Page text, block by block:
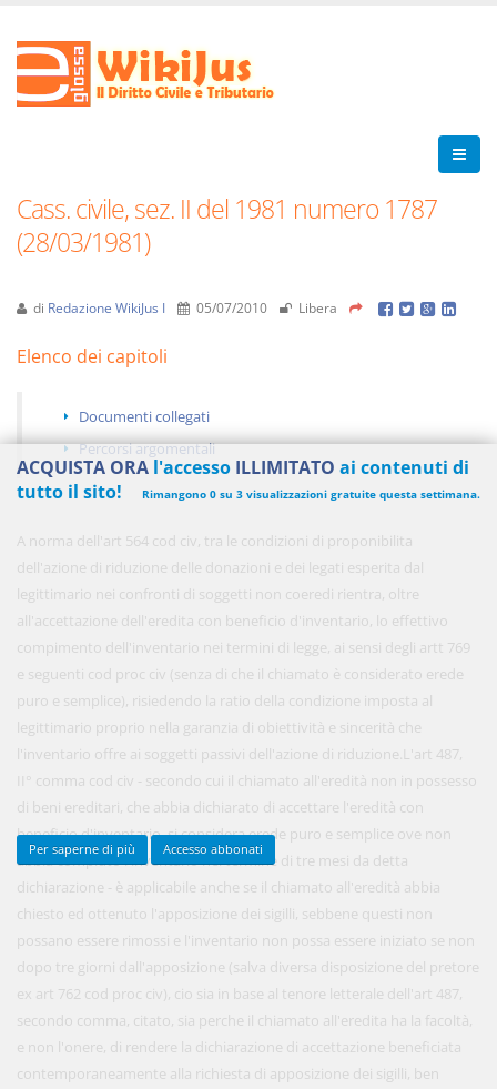
Cass. civile, sez. II del 1981 numero 1787
(28/03/1981)
di Redazione WikiJus I 05/07/2010 Libera
Elenco dei capitoli
Documenti collegati
Percorsi argomentali
A norma dell'art 564 cod civ, tra le condizioni di proponibilita
dell'azione di riduzione delle donazioni e dei legati esperita dal
legittimario nei confronti di soggetti non coeredi rientra, oltre
all'accettazione dell'eredita con beneficio d'inventario, lo effettivo
compimento dell'inventario nei termini di legge, ai sensi degli artt 769
e seguenti cod proc civ (senza di che il chiamato è considerato erede
puro e semplice), risiedendo la ratio della condizione imposta al
legittimario proprio nella garanzia di obiettività e sincerità che
l'inventario offre ai soggetti passivi dell'azione di riduzione.L'art 487,
II° comma cod civ - secondo cui il chiamato all'eredità non in possesso
di beni ereditari, che abbia dichiarato di accettare l'eredità con
beneficio d'inventario, si considera erede puro e semplice ove non
abbia compiuto l'inventario nel termine di tre mesi da detta
dichiarazione - è applicabile anche se il chiamato all'eredità abbia
chiesto ed ottenuto l'apposizione dei sigilli, sebbene questi non
possano essere rimossi e l'inventario non possa essere iniziato se non
dopo tre giorni dall'apposizione (salva diversa disposizione del pretore
ex art 762 cod proc civ), cio sia in base al tenore letterale dell'art 487,
secondo comma, citato, sia perche il chiamato all'eredita ha la facoltà,
e non l'onere, di rendere la dichiarazione di accettazione beneficiata
contemporaneamente alla richiesta di apposizione dei sigilli, ben
ACQUISTA ORA l'accesso ILLIMITATO ai contenuti di
tutto il sito!
Rimangono 0 su 3 visualizzazioni gratuite questa settimana.
450,00 € ANNUALI
anziché 570.00€ risparmi il 21%!
Acquista ora
Acquista ora
Per saperne di più Accesso abbonati